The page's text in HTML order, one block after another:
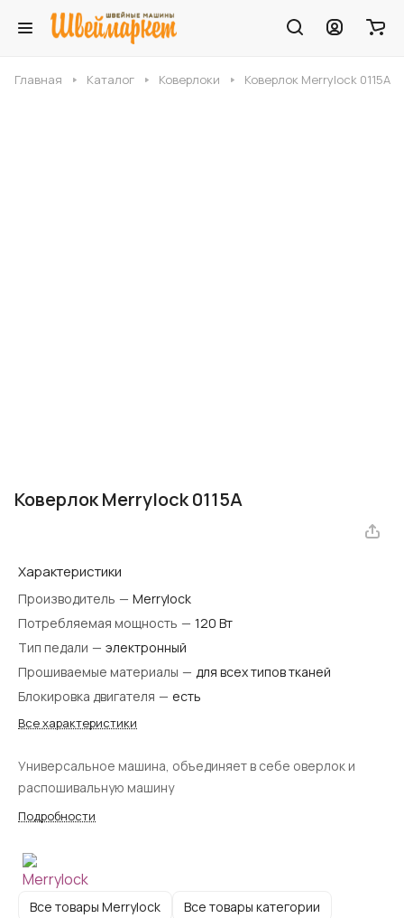
Главная Каталог Коверлоки Коверлок Merrylock 0115А
Коверлок Merrylock 0115А
Характеристики
Производитель — Merrylock
Потребляемая мощность — 120 Вт
Тип педали — электронный
Прошиваемые материалы — для всех типов тканей
Блокировка двигателя — есть
Все характеристики
Универсальное машина, объединяет в себе оверлок и
распошивальную машину
Подробности
Все товары Merrylock Все товары категории